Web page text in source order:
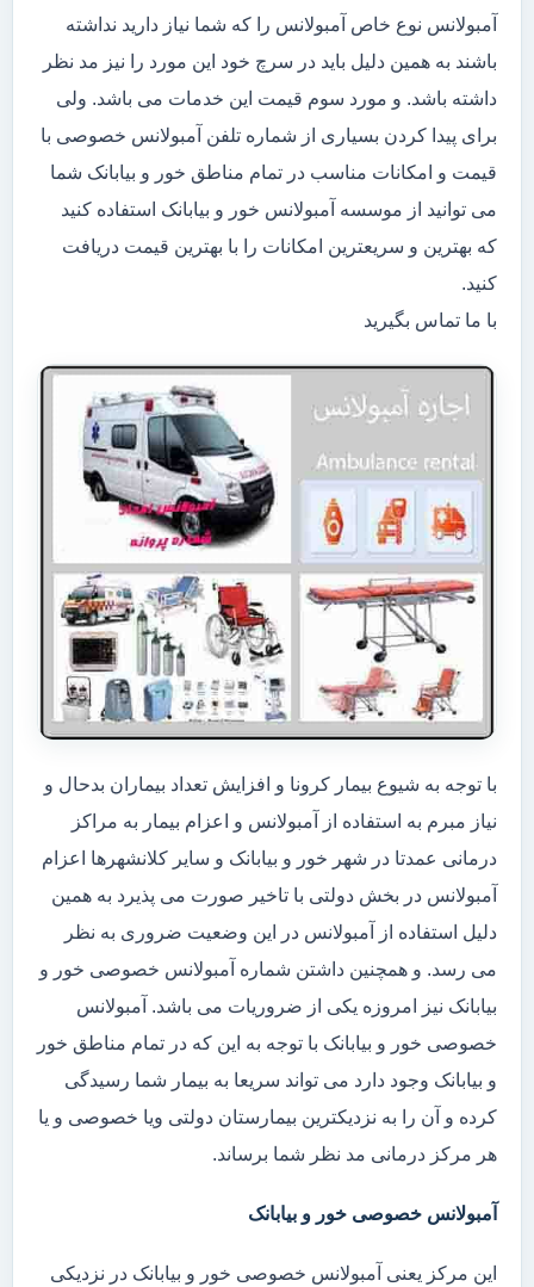
آمبولانس نوع خاص آمبولانس را که شما نیاز دارید نداشته
باشند به همین دلیل باید در سرچ خود این مورد را نیز مد نظر
داشته باشد. و مورد سوم قیمت این خدمات می باشد. ولی
برای پیدا کردن بسیاری از شماره تلفن آمبولانس خصوصی با
قیمت و امکانات مناسب در تمام مناطق خور و بیابانک شما
می توانید از موسسه آمبولانس خور و بیابانک استفاده کنید
که بهترین و سریعترین امکانات را با بهترین قیمت دریافت
کنید.
با ما تماس بگیرید
با توجه به شیوع بیمار کرونا و افزایش تعداد بیماران بدحال و
نیاز مبرم به استفاده از آمبولانس و اعزام بیمار به مراکز
درمانی عمدتا در شهر خور و بیابانک و سایر کلانشهرها اعزام
آمبولانس در بخش دولتی با تاخیر صورت می پذیرد به همین
دلیل استفاده از آمبولانس در این وضعیت ضروری به نظر
می رسد. و همچنین داشتن شماره آمبولانس خصوصی خور و
بیابانک نیز امروزه یکی از ضروریات می باشد. آمبولانس
خصوصی خور و بیابانک با توجه به این که در تمام مناطق خور
و بیابانک وجود دارد می تواند سریعا به بیمار شما رسیدگی
کرده و آن را به نزدیکترین بیمارستان دولتی ویا خصوصی و یا
هر مرکز درمانی مد نظر شما برساند.
آمبولانس خصوصی خور و بیابانک
این مرکز یعنی آمبولانس خصوصی خور و بیابانک در نزدیکی